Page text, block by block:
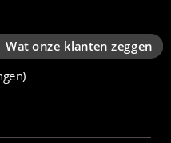
Wat onze klanten zeggen